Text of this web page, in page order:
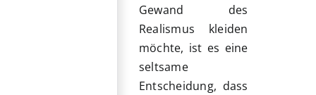
Gewand des
Realismus kleiden
möchte, ist es eine
seltsame
Entscheidung, dass